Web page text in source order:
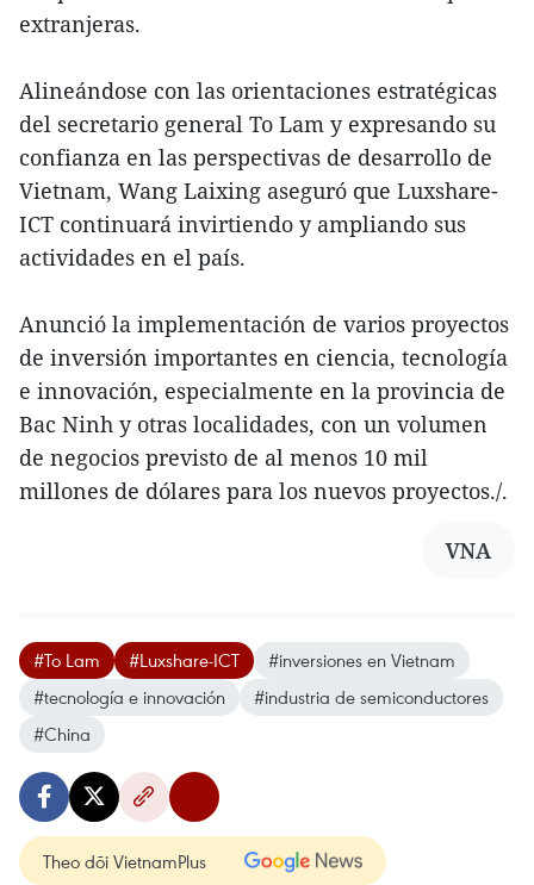
extranjeras.
Alineándose con las orientaciones estratégicas
del secretario general To Lam y expresando su
confianza en las perspectivas de desarrollo de
Vietnam, Wang Laixing aseguró que Luxshare-
ICT continuará invirtiendo y ampliando sus
actividades en el país.
Anunció la implementación de varios proyectos
de inversión importantes en ciencia, tecnología
e innovación, especialmente en la provincia de
Bac Ninh y otras localidades, con un volumen
de negocios previsto de al menos 10 mil
millones de dólares para los nuevos proyectos./.
VNA
#To Lam #Luxshare-ICT
#inversiones en Vietnam
#tecnología e innovación
#industria de semiconductores
#China
Theo dõi VietnamPlus